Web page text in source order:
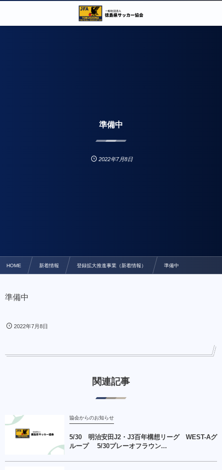
準備中
2022年7月8日
HOME 新着情報 登録拡大推進事業（新着情報） 準備中
準備中
2022年7月8日
関連記事
協会からのお知らせ
5/30 明治安田J2・J3百年構想リーグ WEST-Aグ
ループ 5/30プレーオフラウン...